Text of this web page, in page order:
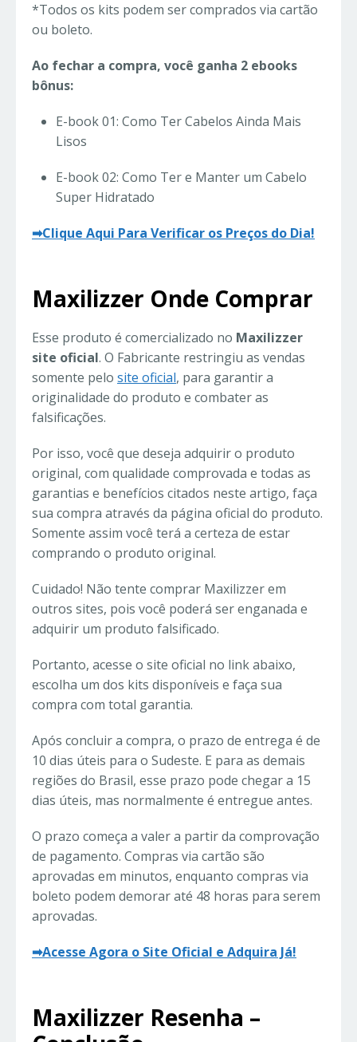
*Todos os kits podem ser comprados via cartão
ou boleto.
Ao fechar a compra, você ganha 2 ebooks
bônus:
E-book 01: Como Ter Cabelos Ainda Mais
Lisos
E-book 02: Como Ter e Manter um Cabelo
Super Hidratado
➡Clique Aqui Para Verificar os Preços do Dia!
Maxilizzer Onde Comprar
Esse produto é comercializado no Maxilizzer
site oficial. O Fabricante restringiu as vendas
somente pelo site oficial, para garantir a
originalidade do produto e combater as
falsificações.
Por isso, você que deseja adquirir o produto
original, com qualidade comprovada e todas as
garantias e benefícios citados neste artigo, faça
sua compra através da página oficial do produto.
Somente assim você terá a certeza de estar
comprando o produto original.
Cuidado! Não tente comprar Maxilizzer em
outros sites, pois você poderá ser enganada e
adquirir um produto falsificado.
Portanto, acesse o site oficial no link abaixo,
escolha um dos kits disponíveis e faça sua
compra com total garantia.
Após concluir a compra, o prazo de entrega é de
10 dias úteis para o Sudeste. E para as demais
regiões do Brasil, esse prazo pode chegar a 15
dias úteis, mas normalmente é entregue antes.
O prazo começa a valer a partir da comprovação
de pagamento. Compras via cartão são
aprovadas em minutos, enquanto compras via
boleto podem demorar até 48 horas para serem
aprovadas.
➡Acesse Agora o Site Oficial e Adquira Já!
Maxilizzer Resenha –